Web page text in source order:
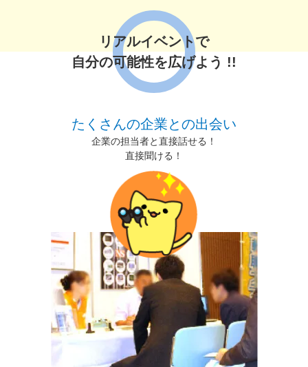
リアルイベントで
自分の可能性を広げよう !!
たくさんの企業との出会い
企業の担当者と直接話せる！
直接聞ける！